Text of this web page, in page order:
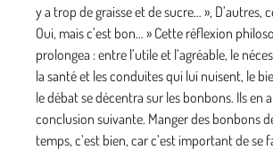
y a trop de graisse et de sucre… », D’autres,
Oui, mais c’est bon… » Cette réflexion
prolongea : entre l’utile et l’agréable, le
la santé et les conduites qui lui nuisent, le
le débat se décentra sur les bonbons. Ils en
conclusion suivante. Manger des bonbons
temps, c’est bien, car c’est important de se